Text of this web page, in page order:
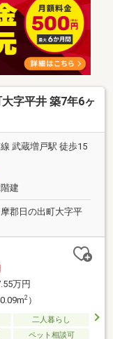
字平井 築7年6ヶ
線 武蔵増戸駅 徒歩15
建
郡日の出町大字平
万円
2）
二人暮らし
ペット相談可